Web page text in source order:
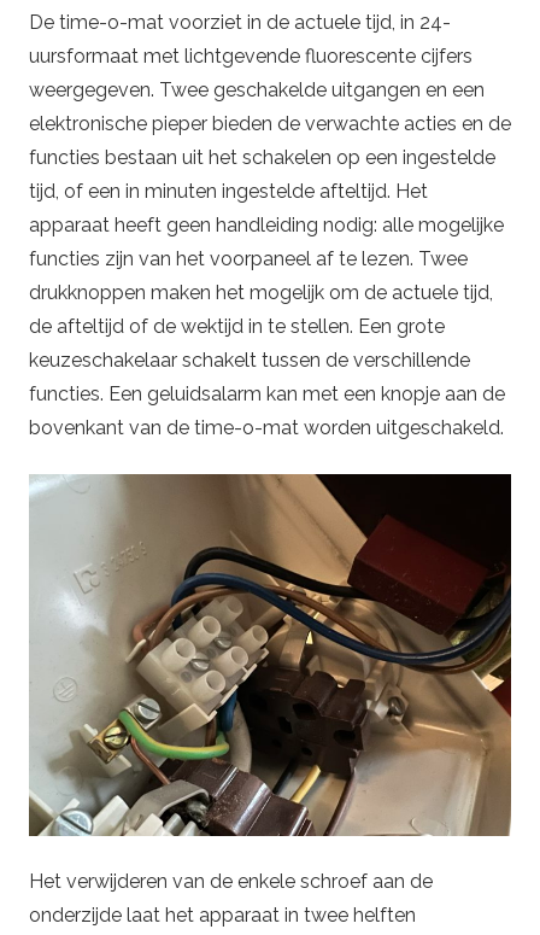
De time-o-mat voorziet in de actuele tijd, in 24-
uursformaat met lichtgevende fluorescente cijfers
weergegeven. Twee geschakelde uitgangen en een
elektronische pieper bieden de verwachte acties en de
functies bestaan uit het schakelen op een ingestelde
tijd, of een in minuten ingestelde afteltijd. Het
apparaat heeft geen handleiding nodig: alle mogelijke
functies zijn van het voorpaneel af te lezen. Twee
drukknoppen maken het mogelijk om de actuele tijd,
de afteltijd of de wektijd in te stellen. Een grote
keuzeschakelaar schakelt tussen de verschillende
functies. Een geluidsalarm kan met een knopje aan de
bovenkant van de time-o-mat worden uitgeschakeld.
Het verwijderen van de enkele schroef aan de
onderzijde laat het apparaat in twee helften